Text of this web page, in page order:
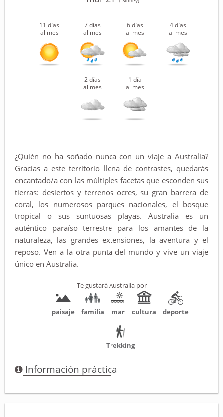
11 días
al mes
7 días
al mes
6 días
al mes
4 días
al mes
2 días
al mes
1 día
al mes
¿Quién no ha soñado nunca con un viaje a Australia?
Gracias a este territorio llena de contrastes, quedarás
encantado/a con las múltiples facetas que esconden sus
tierras: desiertos y terrenos ocres, su gran barrera de
coral, los numerosos parques nacionales, el bosque
tropical o sus suntuosas playas. Australia es un
auténtico paraíso terrestre para los amantes de la
naturaleza, las grandes extensiones, la aventura y el
reposo. Ven a la otra punta del mundo y vive un viaje
único en Australia.
Te gustará Australia por
paisaje familia mar cultura deporte
Trekking
Información práctica